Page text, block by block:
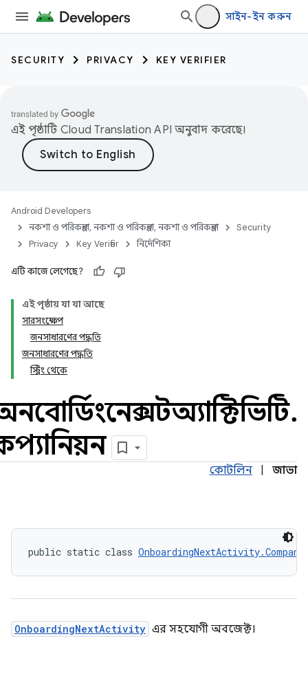
সাইন-ইন করুন
SECURITY PRIVACY KEY VERIFIER
এই পৃষ্ঠাটি Cloud Translation API অনুবাদ করেছে।
Android Developers
নকশা ও পরিকল্পনা, নকশা ও পরিকল্পনা, নকশা ও পরিকল্পনা
Security
Privacy
Key Verifier নির্দেশিকা
এটি কাজে লেগেছে?
এই পৃষ্ঠায় যা যা আছে
সারসংক্ষেপ
জনসাধারণের পদ্ধতি
জনসাধারণের পদ্ধতি
স্ট্রিং থেকে
.
কোটলিন জাভা
public static class
OnboardingNextActivity এর সহযোগী অবজেক্ট।